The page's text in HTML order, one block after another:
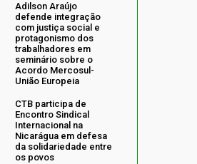
Adilson Araújo
defende integração
com justiça social e
protagonismo dos
trabalhadores em
seminário sobre o
Acordo Mercosul-
União Europeia
CTB participa de
Encontro Sindical
Internacional na
Nicarágua em defesa
da solidariedade entre
os povos